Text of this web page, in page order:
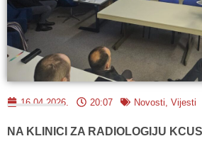
16.04.2026. 20:07 Novosti Vijesti
NA KLINICI ZA RADIOLOGIJU